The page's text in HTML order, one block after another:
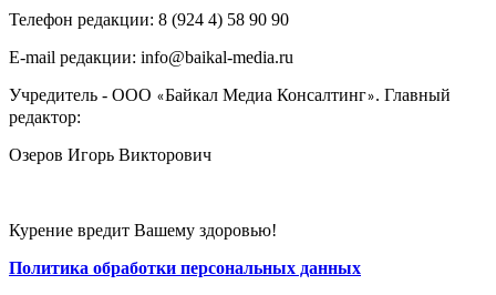
Телефон редакции: ‎‎8 (924 4) 58 90 90
E-mail редакции: info@baikal-media.ru
Учредитель - ООО «Байкал Медиа Консалтинг». Главный
редактор:
Озеров Игорь Викторович
Курение вредит Вашему здоровью!
Политика обработки персональных данных